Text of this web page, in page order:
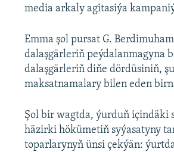
media arkaly agitasiýa
Emma şol pursat G.
dalaşgärleriň peýdalanmagyna
dalaşgärleriň diňe dördüsiniň,
maksatnamalary bilen eden
Şol bir wagtda, ýurduň içindäki
häzirki hökümetiň syýasatyny
toparlarynyň ünsi çekýän: